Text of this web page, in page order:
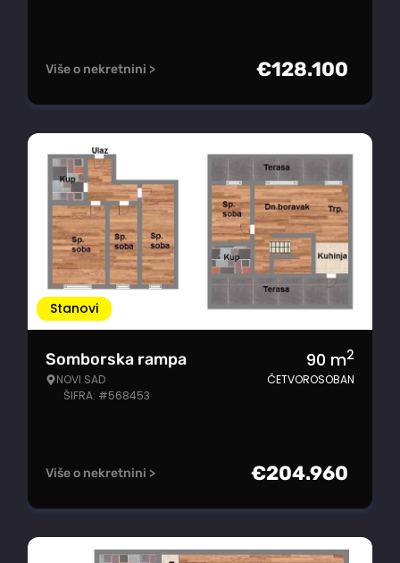
Više o nekretnini > €128.100
Stanovi
Somborska rampa
NOVI SAD
ŠIFRA: #568453
90 m2
ČETVOROSOBAN
Više o nekretnini > €204.960